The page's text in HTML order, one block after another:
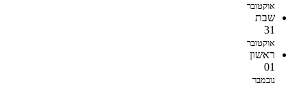
אוקטובר
שבת
31
אוקטובר
ראשון
01
נובמבר